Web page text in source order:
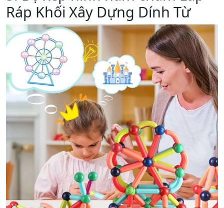
Ráp Khối Xây Dựng Dính Từ